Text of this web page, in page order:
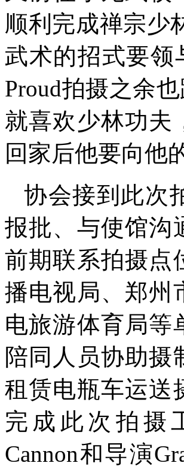
顺利完成禅宗少
武术的招式要领
Proud拍摄之余
就喜欢少林功夫
回家后他要向他
协会接到此次
报批、与使馆沟
前期联系拍摄点
播电视局、郑州
电旅游体育局等
陪同人员协助摄
租赁电瓶车运送
完成此次拍摄
Cannon和导演